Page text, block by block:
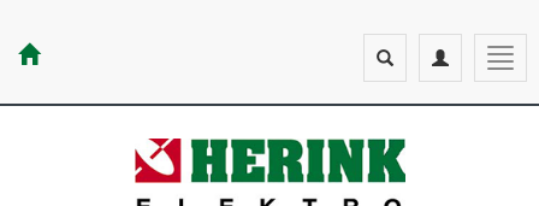
Toggle
navigation
Toggle
search